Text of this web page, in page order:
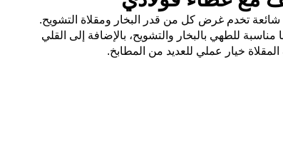
شائعة تخدم غرض كل من قدر البخار ومقلاة التشويح.
للطهي بالبخار والتشويح، بالإضافة إلى القلي
خيار عملي للعديد من المطابخ.